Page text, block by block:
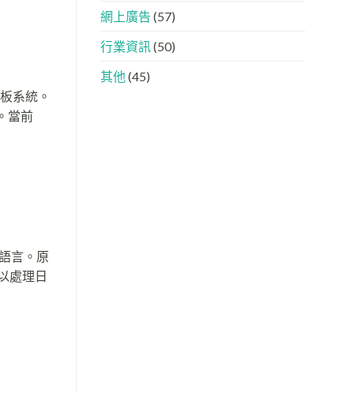
系統。
當前
言。原
處理日
名
網上廣告 (57)
行業資訊(50)
其他 (45)